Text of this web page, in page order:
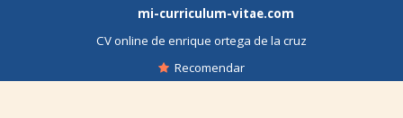
mi-curriculum-vitae.com
CV online de enrique ortega de la cruz
Recomendar